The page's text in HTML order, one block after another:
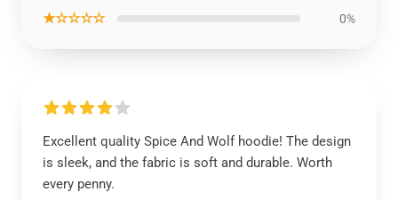
★☆☆☆☆ 0%
Excellent quality Spice And Wolf hoodie! The design
is sleek, and the fabric is soft and durable. Worth
every penny.